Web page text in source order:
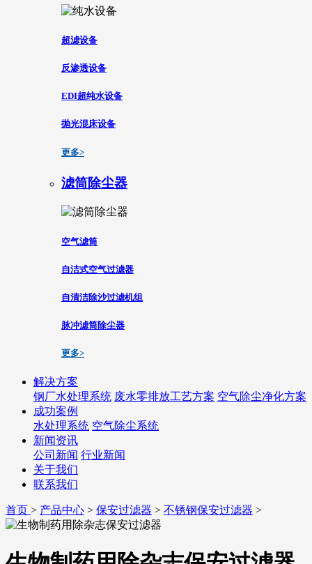
超滤设备
反渗透设备
EDI超纯水设备
抛光混床设备
更多>
滤筒除尘器
空气滤筒
自洁式空气过滤器
自清洁除沙过滤机组
脉冲滤筒除尘器
更多>
解决方案
钢厂水处理系统 废水零排放工艺方案 空气除尘净化方案
成功案例
水处理系统 空气除尘系统
新闻资讯
公司新闻 行业新闻
关于我们
联系我们
首页 > 产品中心 > 保安过滤器 > 不锈钢保安过滤器 >